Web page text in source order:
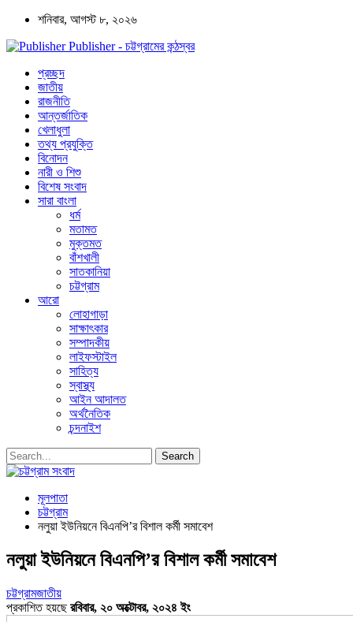
শনিবার, আগস্ট ৮, ২০২৬
Publisher - চট্টগ্রামের কন্ঠস্বর
প্রচ্ছদ
জাতীয়
রাজনীতি
আন্তর্জাতিক
খেলাধুলা
তথ্য প্রযুক্তি
বিনোদন
নারী ও শিশু
বিশেষ সংবাদ
সারা বাংলা
ধর্ম
মতামত
মুক্তমত
বাঁশখালী
সাতকানিয়া
চট্টগ্রাম
আরো
লোহাগাড়া
সাক্ষাৎকার
সম্পাদকীয়
লাইফস্টাইল
সাহিত্য
স্বাস্থ্য
আইন আদালত
অর্থনৈতিক
চন্দনাইশ
মূলপাতা
চট্টগ্রাম
নলুয়া ইউনিয়নে বিএনপি’র বিশাল কর্মী সমাবেশ
নলুয়া ইউনিয়নে বিএনপি’র বিশাল কর্মী সমাবেশ
চট্টগ্রামজাতীয়
প্রকাশিত হয়ছেরবিবার, ২০ অক্টোবর, ২০২৪ ইং